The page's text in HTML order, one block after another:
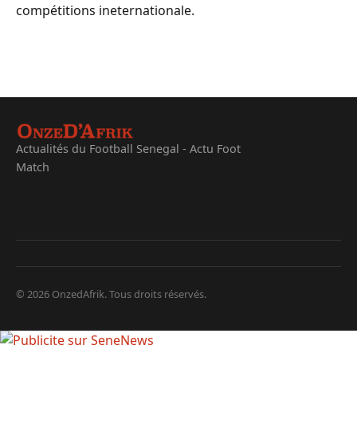
compétitions ineternationale.
Actualités du Football Senegal - Actu Foot
Match
© 2026 OnzedAfrik. Tous droits réservés.